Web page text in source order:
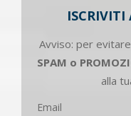
ISCRIVITI
Avviso: per
SPAM o
alla
Email